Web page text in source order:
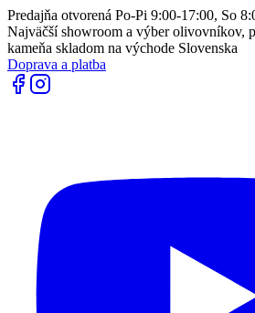
Predajňa otvorená Po-Pi 9:00-17:00, So
Najväčší showroom a výber olivovníkov,
kameňa skladom na východe Slovenska
Doprava a platba